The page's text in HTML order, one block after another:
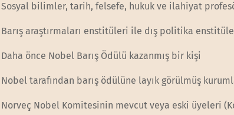
Sosyal bilimler, tarih, felsefe, hukuk ve ilahiyat
Barış araştırmaları enstitüleri ile dış politika
Daha önce Nobel Barış Ödülü kazanmış bir kişi
Nobel tarafından barış ödülüne layık görülmüş
Norveç Nobel Komitesinin mevcut veya eski üyeleri